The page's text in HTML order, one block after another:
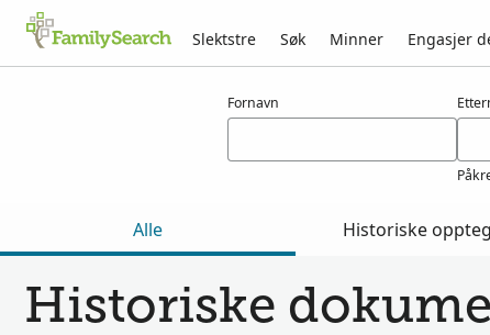
Slektstre Søk Minner Engasjer
Fornavn
Alle Historiske
Historiske